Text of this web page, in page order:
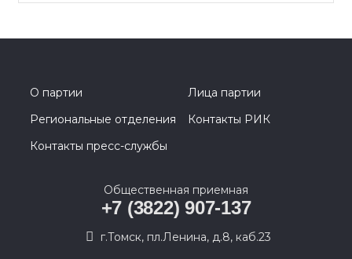
О партии
Лица партии
Региональные отделения
Контакты РИК
Контакты пресс-службы
Общественная приемная
+7 (3822) 907-137
г.Томск, пл.Ленина, д.8, каб.23